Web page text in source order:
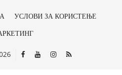
УСЛОВИ ЗА КОРИСТЕЊЕ